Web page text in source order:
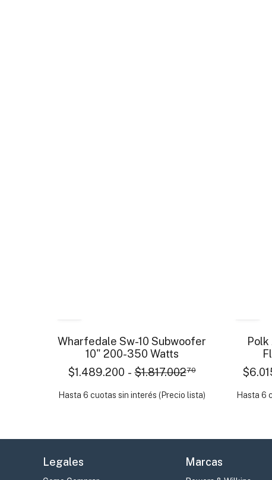
- 18 %
Wharfedale Sw-10 Subwoofer
10" 200-350 Watts
$1.489.200 - $1.817.00270
Hasta 6 cuotas sin interés (Precio lista) Hasta 6
Legales Marcas